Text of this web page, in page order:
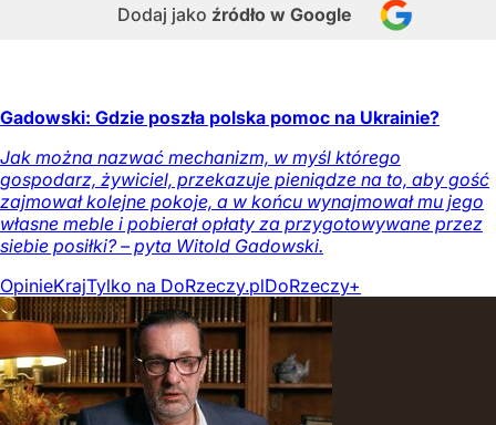
Dodaj jako źródło w Google
Gadowski: Gdzie poszła polska pomoc na Ukrainie?
Jak można nazwać mechanizm, w myśl którego
gospodarz, żywiciel, przekazuje pieniądze na to, aby gość
zajmował kolejne pokoje, a w końcu wynajmował mu jego
własne meble i pobierał opłaty za przygotowywane przez
siebie posiłki? – pyta Witold Gadowski.
OpinieKrajTylko na DoRzeczy.plDoRzeczy+